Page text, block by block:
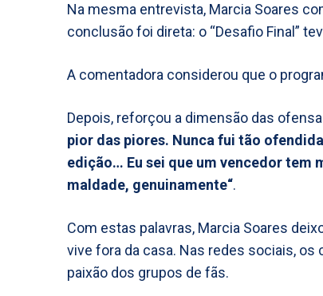
Na mesma entrevista, Marcia Soares
conclusão foi direta: o “Desafio Final”
A comentadora considerou que o
Depois, reforçou a dimensão das
pior das piores. Nunca fui tão
edição… Eu sei que um vencedor tem
maldade, genuinamente“.
Com estas palavras, Marcia Soares
vive fora da casa. Nas redes sociais,
paixão dos grupos de fãs.